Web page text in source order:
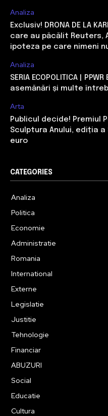
Analiza
Exclusiv! DRONA DE LA
care au păcălit Reuters,
ipoteza pe care nimeni
Analiza
SERIA ECOPOLITICA |
asemănări și multe
Arta
Publicul decide! Premiul
Sculptura Anului, ediția
euro
CATEGORIES
Analiza
Politica
Economie
Administratie
Romania
International
Externe
Legislatie
Justitie
Tehnologie
Financiar
ABUZURI
Social
Educatie
Cultura